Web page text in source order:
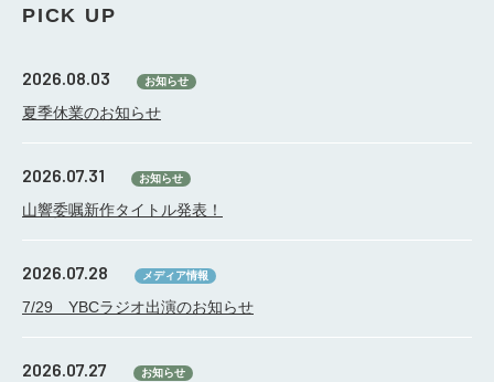
PICK UP
2026.08.03 お知らせ
夏季休業のお知らせ
2026.07.31 お知らせ
山響委嘱新作タイトル発表！
2026.07.28 メディア情報
7/29 YBCラジオ出演のお知らせ
2026.07.27 お知らせ